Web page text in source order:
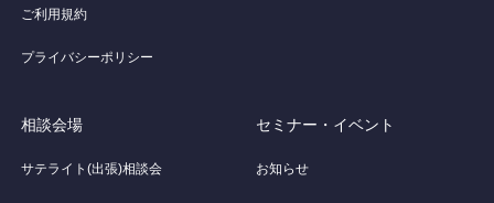
ご利用規約
プライバシーポリシー
相談会場
サテライト(出張)相談会
セミナー・イベント
お知らせ